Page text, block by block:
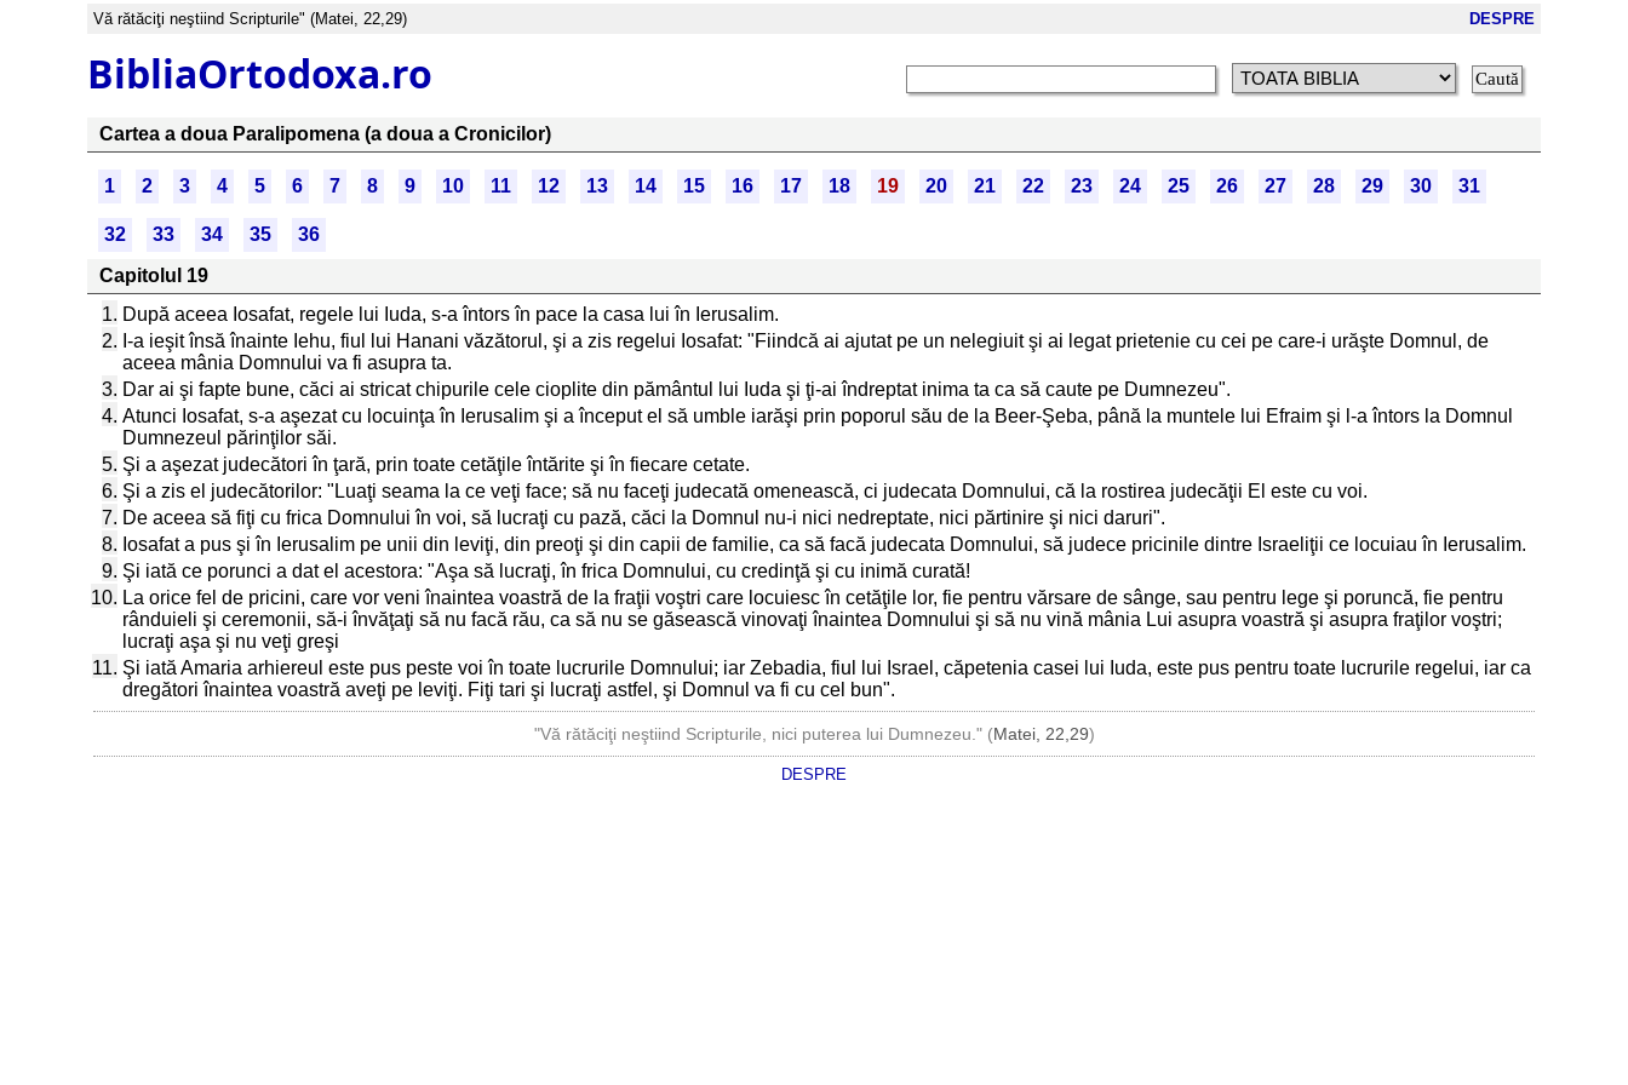
Vă rătăciţi neştiind Scripturile" (Matei, 22,29) DESPRE
BibliaOrtodoxa.ro
Cartea a doua Paralipomena (a doua a Cronicilor)
1 2 3 4 5 6 7 8 9 10 11 12 13 14 15 16 17 18 19 20 21 22 23 24 25 26 27 28 29 30 31
32 33 34 35
36
Capitolul 19
1. După aceea Iosafat, regele lui Iuda, s-a întors în pace la casa lui în Ierusalim.
2. I-a ieşit însă înainte Iehu, fiul lui Hanani văzătorul, şi a zis regelui Iosafat: "Fiindcă ai ajutat pe un nelegiuit şi ai legat prietenie cu cei pe care-i urăşte Domnul, de
aceea mânia Domnului va fi asupra ta.
3. Dar ai şi fapte bune, căci ai stricat chipurile cele cioplite din pământul lui Iuda şi ţi-ai îndreptat inima ta ca să caute pe Dumnezeu".
4. Atunci Iosafat, s-a aşezat cu locuinţa în Ierusalim şi a început el să umble iarăşi prin poporul său de la Beer-Şeba, până la muntele lui Efraim şi l-a întors la Domnul
Dumnezeul părinţilor săi.
5. Şi a aşezat judecători în ţară, prin toate cetăţile întărite şi în fiecare cetate.
6. Şi a zis el judecătorilor: "Luaţi seama la ce veţi face; să nu faceţi judecată omenească, ci judecata Domnului, că la rostirea judecăţii El este cu voi.
7. De aceea să fiţi cu frica Domnului în voi, să lucraţi cu pază, căci la Domnul nu-i nici nedreptate, nici părtinire şi nici daruri".
8. Iosafat a pus şi în Ierusalim pe unii din leviţi, din preoţi şi din capii de familie, ca să facă judecata Domnului, să judece pricinile dintre Israeliţii ce locuiau în Ierusalim.
9. Şi iată ce porunci a dat el acestora: "Aşa să lucraţi, în frica Domnului, cu credinţă şi cu inimă curată!
10. La orice fel de pricini, care vor veni înaintea voastră de la fraţii voştri care locuiesc în cetăţile lor, fie pentru vărsare de sânge, sau pentru lege şi poruncă, fie pentru
rânduieli şi ceremonii, să-i învăţaţi să nu facă rău, ca să nu se găsească vinovaţi înaintea Domnului şi să nu vină mânia Lui asupra voastră şi asupra fraţilor voştri;
lucraţi aşa şi nu veţi greşi
11. Şi iată Amaria arhiereul este pus peste voi în toate lucrurile Domnului; iar Zebadia, fiul lui Israel, căpetenia casei lui Iuda, este pus pentru toate lucrurile regelui, iar ca
dregători înaintea voastră aveţi pe leviţi. Fiţi tari şi lucraţi astfel, şi Domnul va fi cu cel bun".
"Vă rătăciţi neştiind Scripturile, nici puterea lui Dumnezeu." (Matei, 22,29)
DESPRE